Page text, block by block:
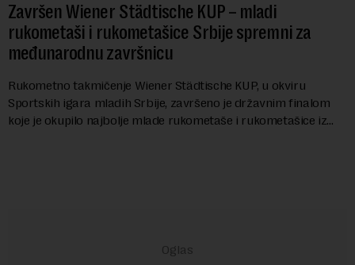
Završen Wiener Städtische KUP – mladi
rukometaši i rukometašice Srbije spremni za
međunarodnu završnicu
Rukometno takmičenje Wiener Städtische KUP, u okviru
Sportskih igara mladih Srbije, završeno je državnim finalom
koje je okupilo najbolje mlade rukometaše i rukometašice iz